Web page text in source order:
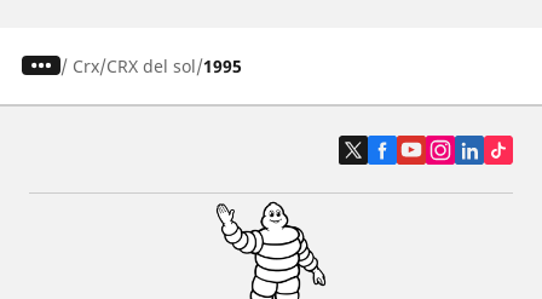
/ Crx CRX del sol 1995